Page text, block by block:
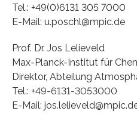
Tel.: +49(0)6131 305 7000
E-Mail: u.poschl@mpic.de
Prof. Dr. Jos Lelieveld
Max-Planck-Institut für
Direktor, Abteilung
Tel.: +49-6131-3053000
E-Mail: